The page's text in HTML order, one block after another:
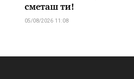
сметаш ти!
05/08/2026 11:08